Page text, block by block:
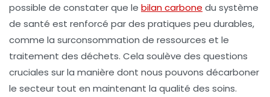
possible de constater que le bilan carbone du système
de santé est renforcé par des pratiques peu durables,
comme la surconsommation de ressources et le
traitement des déchets. Cela soulève des questions
cruciales sur la manière dont nous pouvons décarboner
le secteur tout en maintenant la qualité des soins.